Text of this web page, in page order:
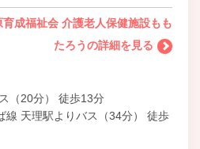
成福祉会 介護老人保健施設もも
たろうの詳細を見る
（20分） 徒歩13分
線 天理駅よりバス（34分） 徒歩